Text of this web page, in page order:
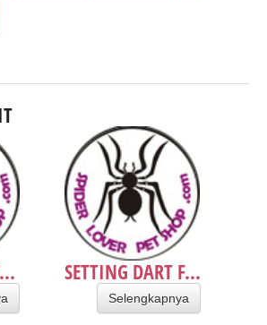
SETTING DART F...
Selengkapnya